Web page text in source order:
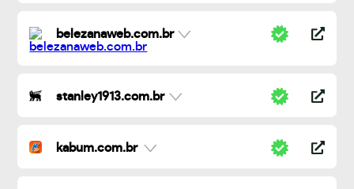
belezanaweb.com.br
stanley1913.com.br
kabum.com.br